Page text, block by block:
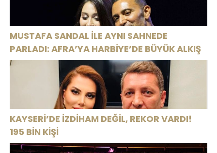
MUSTAFA SANDAL İLE AYNI SAHNEDE
PARLADI: AFRA’YA HARBİYE’DE BÜYÜK ALKIŞ
KAYSERİ’DE İZDİHAM DEĞİL, REKOR VARDI!
195 BİN KİŞİ